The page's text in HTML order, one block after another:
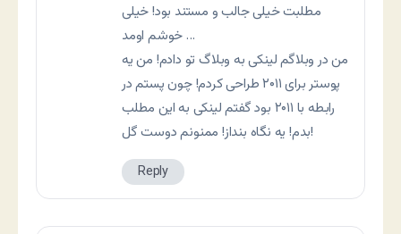
مطلبت خیلی جالب و مستند بود! خیلی
خوشم اومد …
من در وبلاگم لینکی به وبلاگ تو دادم! من یه
پوستر برای ۲۰۱۱ طراحی کردم! چون پستم در
رابطه با ۲۰۱۱ بود گفتم لینکی به این مطلب
بدم! یه نگاه بنداز! ممنونم دوست گل!
Reply